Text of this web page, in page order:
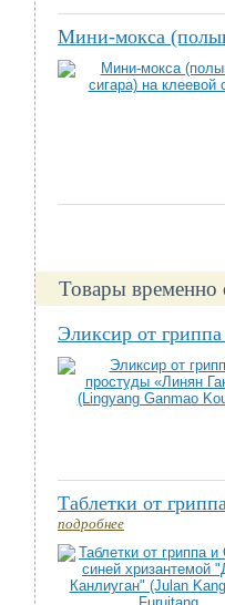
Мини-мокса
Товары
Эликсир от
Таблетки от
подробнее